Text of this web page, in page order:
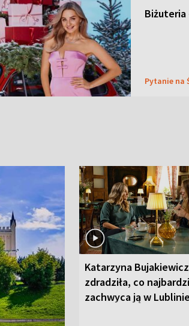
Biżuteria
Pytanie
Katarzyna Bujakiewicz
zdradziła, co
zachwyca ją w Lublinie